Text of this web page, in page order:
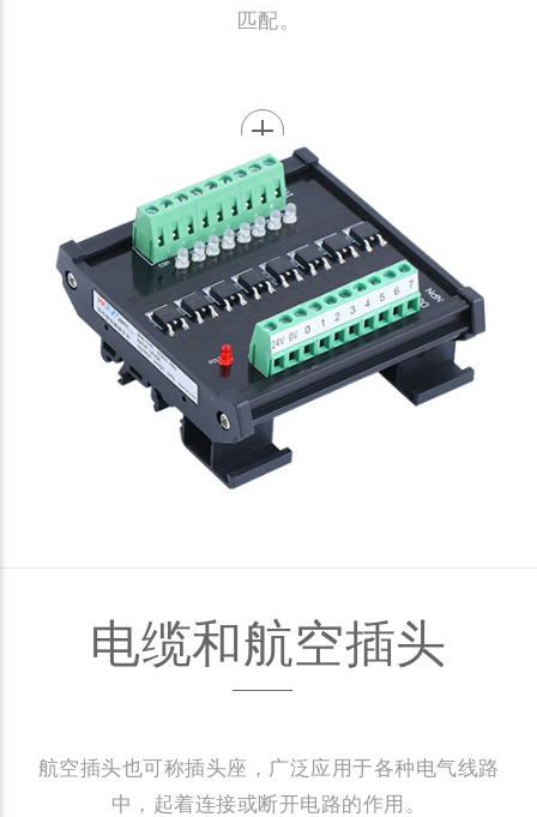
匹配。
电缆和航空插头
航空插头也可称插头座，广泛应用于各种电气线路
中，起着连接或断开电路的作用。